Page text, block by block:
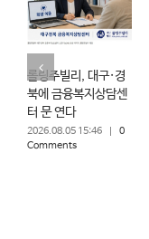
롤링주빌리, 대구·경
북에 금융복지상담센
터 문 연다
2026.08.05 15:46
0
Comments